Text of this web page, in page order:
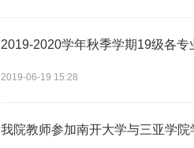
2019-2020学年秋季学期19级各专
2019-06-19 15:28
我院教师参加南开大学与三亚学